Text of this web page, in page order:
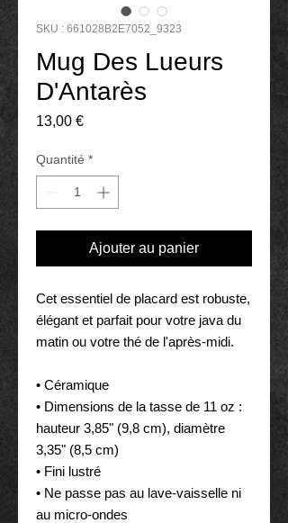
SKU : 661028B2E7052_9323
Mug Des Lueurs
D'Antarès
13,00 €Prix
Quantité *
Ajouter au panier
Cet essentiel de placard est robuste,
élégant et parfait pour votre java du
matin ou votre thé de l'après-midi.
• Céramique
• Dimensions de la tasse de 11 oz :
hauteur 3,85" (9,8 cm), diamètre
3,35" (8,5 cm)
• Fini lustré
• Ne passe pas au lave-vaisselle ni
au micro-ondes